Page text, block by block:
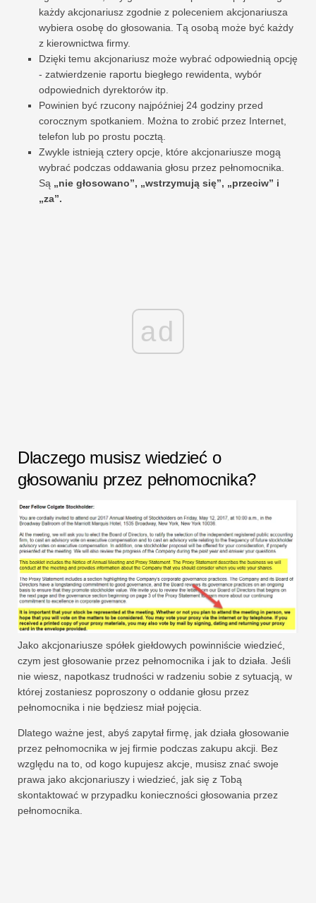
każdy akcjonariusz zgodnie z poleceniem akcjonariusza
wybiera osobę do głosowania. Tą osobą może być każdy
z kierownictwa firmy.
Dzięki temu akcjonariusz może wybrać odpowiednią opcję
- zatwierdzenie raportu biegłego rewidenta, wybór
odpowiednich dyrektorów itp.
Powinien być rzucony najpóźniej 24 godziny przed
corocznym spotkaniem. Można to zrobić przez Internet,
telefon lub po prostu pocztą.
Zwykle istnieją cztery opcje, które akcjonariusze mogą
wybrać podczas oddawania głosu przez pełnomocnika.
Są „nie głosowano”, „wstrzymują się”, „przeciw” i
„za”.
ad
Dlaczego musisz wiedzieć o
głosowaniu przez pełnomocnika?
Jako akcjonariusze spółek giełdowych powinniście wiedzieć,
czym jest głosowanie przez pełnomocnika i jak to działa. Jeśli
nie wiesz, napotkasz trudności w radzeniu sobie z sytuacją, w
której zostaniesz poproszony o oddanie głosu przez
pełnomocnika i nie będziesz miał pojęcia.
Dlatego ważne jest, abyś zapytał firmę, jak działa głosowanie
przez pełnomocnika w jej firmie podczas zakupu akcji. Bez
względu na to, od kogo kupujesz akcje, musisz znać swoje
prawa jako akcjonariuszy i wiedzieć, jak się z Tobą
skontaktować w przypadku konieczności głosowania przez
pełnomocnika.